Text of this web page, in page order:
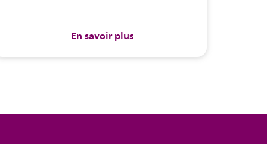
En savoir plus